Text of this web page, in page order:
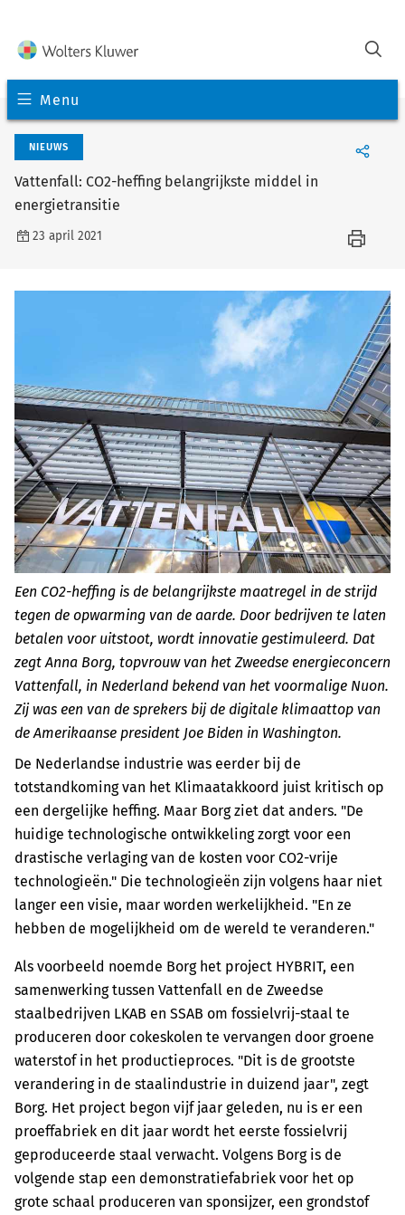
Menu
NIEUWS
Vattenfall: CO2-heffing belangrijkste middel in
energietransitie
23 april 2021
Een CO2-heffing is de belangrijkste maatregel in de strijd
tegen de opwarming van de aarde. Door bedrijven te laten
betalen voor uitstoot, wordt innovatie gestimuleerd. Dat
zegt Anna Borg, topvrouw van het Zweedse energieconcern
Vattenfall, in Nederland bekend van het voormalige Nuon.
Zij was een van de sprekers bij de digitale klimaattop van
de Amerikaanse president Joe Biden in Washington.
De Nederlandse industrie was eerder bij de
totstandkoming van het Klimaatakkoord juist kritisch op
een dergelijke heffing. Maar Borg ziet dat anders. "De
huidige technologische ontwikkeling zorgt voor een
drastische verlaging van de kosten voor CO2-vrije
technologieën." Die technologieën zijn volgens haar niet
langer een visie, maar worden werkelijkheid. "En ze
hebben de mogelijkheid om de wereld te veranderen."
Als voorbeeld noemde Borg het project HYBRIT, een
samenwerking tussen Vattenfall en de Zweedse
staalbedrijven LKAB en SSAB om fossielvrij-staal te
produceren door cokeskolen te vervangen door groene
waterstof in het productieproces. "Dit is de grootste
verandering in de staalindustrie in duizend jaar", zegt
Borg. Het project begon vijf jaar geleden, nu is er een
proeffabriek en dit jaar wordt het eerste fossielvrij
geproduceerde staal verwacht. Volgens Borg is de
volgende stap een demonstratiefabriek voor het op
grote schaal produceren van sponsijzer, een grondstof